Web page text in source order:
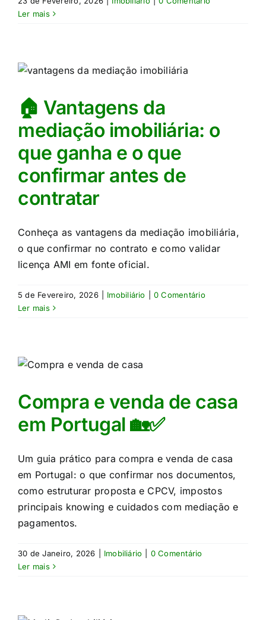
Ler mais
🏠 Vantagens da
mediação imobiliária: o
que ganha e o que
confirmar antes de
contratar
Conheça as vantagens da mediação imobiliária,
o que confirmar no contrato e como validar
licença AMI em fonte oficial.
5 de Fevereiro, 2026 Imobiliário
0 Comentário
Ler mais
Compra e venda de casa
em Portugal 🏡✅
Um guia prático para compra e venda de casa
em Portugal: o que confirmar nos documentos,
como estruturar proposta e CPCV, impostos
principais knowing e cuidados com mediação e
pagamentos.
30 de Janeiro, 2026 Imobiliário
0 Comentário
Ler mais